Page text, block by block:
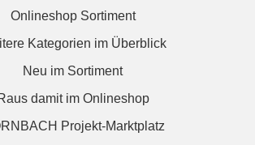
Onlineshop Sortiment
Kategorien im Überblick
Neu im Sortiment
damit im Onlineshop
Projekt-Marktplatz